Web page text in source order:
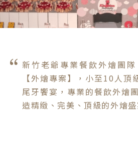
新竹老爺專業餐飲外燴團
【外燴專案】，小至10人頂
尾牙饗宴，專業的餐飲外燴
造精緻、完美、頂級的外燴盛